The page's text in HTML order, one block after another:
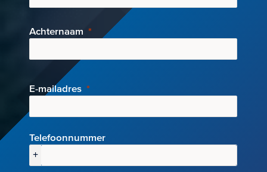
Achternaam
E-mailadres
Telefoonnummer
+